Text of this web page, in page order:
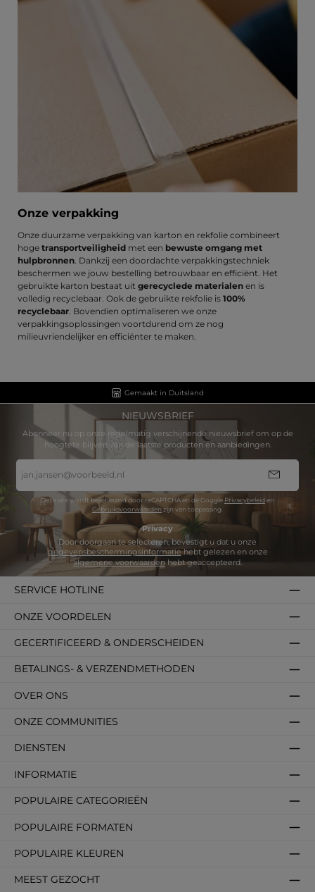
Onze verpakking
Onze duurzame verpakking van karton en rekfolie combineert
hoge transportveiligheid met een bewuste omgang met
hulpbronnen . Dankzij een doordachte verpakkingstechniek
beschermen we jouw bestelling betrouwbaar en efficiënt. Het
gebruikte karton bestaat uit gerecyclede materialen en is
volledig recyclebaar. Ook de gebruikte rekfolie is 100%
recyclebaar . Bovendien optimaliseren we onze
verpakkingsoplossingen voortdurend om ze nog
milieuvriendelijker en efficiënter te maken.
Gemaakt in Duitsland
NIEUWSBRIEF
Abonneer nu op onze regelmatig verschijnende nieuwsbrief om op de
hoogtete blijven van de laatste producten en aanbiedingen.
mailadres
*
Deze site wordt beschermd door reCAPTCHA en de Google Privacybeleid en
Gebruiksvoorwaardenzijn van toepassing.
Privacy
gegevensbeschermingsinformatie
algemene voorwaardenhebt geaccepteerd.
SERVICE HOTLINE
DIENSTEN
INFORMATIE
POPULAIRE CATEGORIEËN
POPULAIRE FORMATEN
POPULAIRE KLEUREN
MEEST GEZOCHT
BETALINGS- & VERZENDMETHODEN
OVER ONS
GECERTIFICEERD & ONDERSCHEIDEN
ONZE VOORDELEN
ONZE COMMUNITIES